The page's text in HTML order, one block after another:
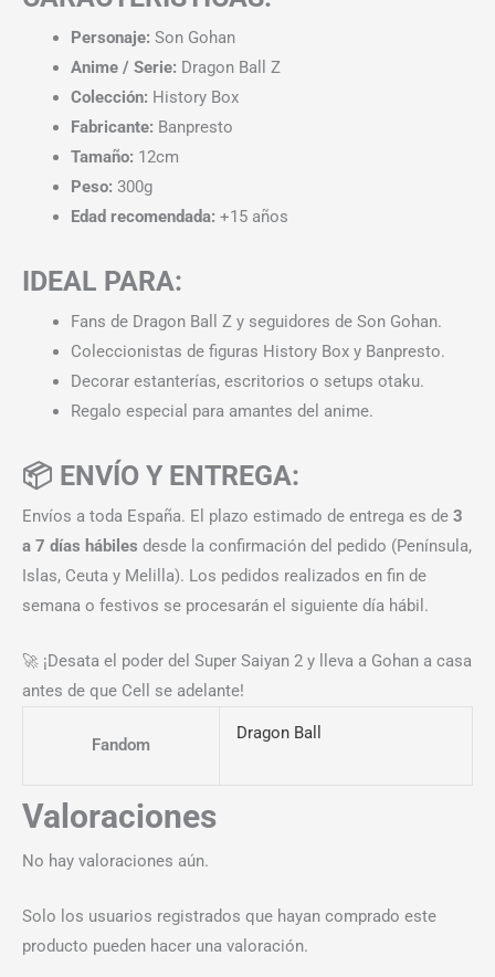
Personaje: Son Gohan
Anime / Serie: Dragon Ball Z
Colección: History Box
Fabricante: Banpresto
Tamaño: 12cm
Peso: 300g
Edad recomendada: +15 años
IDEAL PARA:
Fans de Dragon Ball Z y seguidores de Son Gohan.
Coleccionistas de figuras History Box y Banpresto.
Decorar estanterías, escritorios o setups otaku.
Regalo especial para amantes del anime.
📦 ENVÍO Y ENTREGA:
Envíos a toda España. El plazo estimado de entrega es de 3
a 7 días hábiles desde la confirmación del pedido (Península,
Islas, Ceuta y Melilla). Los pedidos realizados en fin de
semana o festivos se procesarán el siguiente día hábil.
🚀 ¡Desata el poder del Super Saiyan 2 y lleva a Gohan a casa
antes de que Cell se adelante!
Fandom
Dragon Ball
Valoraciones
No hay valoraciones aún.
Solo los usuarios registrados que hayan comprado este
producto pueden hacer una valoración.